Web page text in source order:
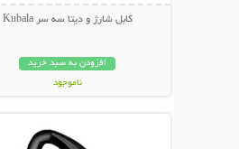
کابل شارژ و دیتا سه سر Kubala
افزودن به سبد خرید
ناموجود